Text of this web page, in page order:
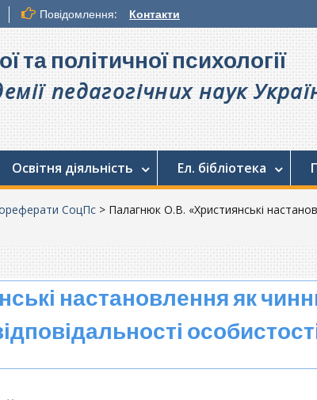
Повідомлення: Контакти
та політичної психології
педагогічних наук
Освітня діяльність Ел. бібліотека
СоцПс > Палагнюк О.В. «Християнські
настановлення як